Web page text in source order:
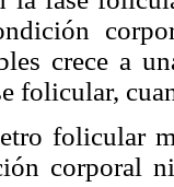
crece a
folicular,
folicular
corporal